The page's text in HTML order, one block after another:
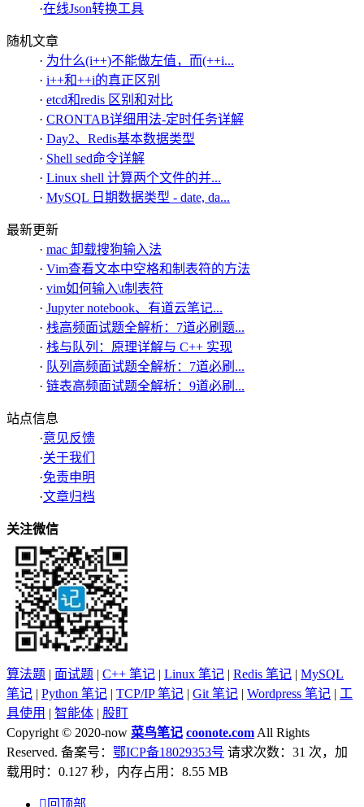
·在线Json转换工具
随机文章
· 为什么(i++)不能做左值，而(++i...
· i++和++i的真正区别
· etcd和redis 区别和对比
· CRONTAB详细用法-定时任务详解
· Day2、Redis基本数据类型
· Shell sed命令详解
· Linux shell 计算两个文件的并...
· MySQL 日期数据类型 - date, da...
最新更新
· mac 卸载搜狗输入法
· Vim查看文本中空格和制表符的方法
· vim如何输入\t制表符
· Jupyter notebook、有道云笔记...
· 栈高频面试题全解析：7道必刷题...
· 栈与队列：原理详解与 C++ 实现
· 队列高频面试题全解析：7道必刷...
· 链表高频面试题全解析：9道必刷...
站点信息
·意见反馈
·关于我们
·免责申明
·文章归档
关注微信
算法题 | 面试题 | C++ 笔记 | Linux 笔记 | Redis 笔记 | MySQL
笔记 | Python 笔记 | TCP/IP 笔记 | Git 笔记 | Wordpress 笔记 | 工
具使用 | 智能体 | 股盯
Copyright © 2020-now 菜鸟笔记 coonote.com All Rights
Reserved. 备案号： 鄂ICP备18029353号 请求次数：31 次，加
载用时：0.127 秒，内存占用：8.55 MB
 回顶部